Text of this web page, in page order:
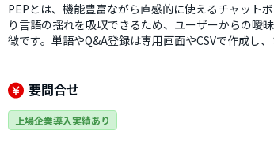
PEPとは、機能豊富ながら直感的に使えるチャット
り言語の揺れを吸収できるため、ユーザーからの曖
徴です。単語やQ&A登録は専用画面やCSVで作成し
が対応できない問い合わせについては、有人対応専
応切り替え・担当者割り振りなどの機能が設けられ
らの組織状況の分析機能、Slack・LINE WORKS・
の連携機能など、多彩な機能がそろっています。ユ
可視化できるため、分析や改善のスピードアップにも
要問合せ
上場企業導入実績あり